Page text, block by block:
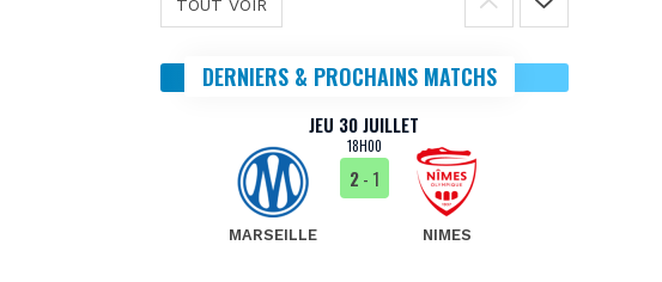
TOUT VOIR
DERNIERS & PROCHAINS MATCHS
JEU 30 JUILLET
18H00
MARSEILLE
2- 1
NIMES